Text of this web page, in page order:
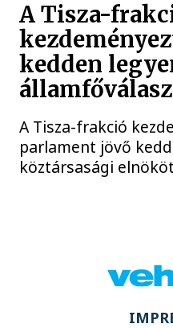
A Tisza-
kedden
A Tisza-frakció
parlament jövő
köztársasági